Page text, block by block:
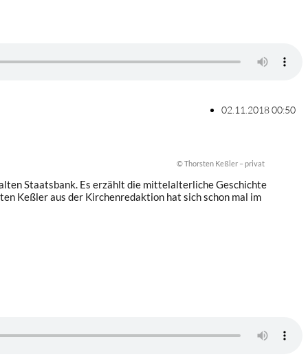
02.11.2018 00:50
© Thorsten Keßler – privat
Staatsbank. Es erzählt die mittelalterliche Geschichte
Keßler aus der Kirchenredaktion hat sich schon mal im